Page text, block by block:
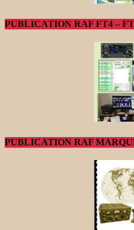
PUBLICATION RAF FT4 –
PUBLICATION RAF